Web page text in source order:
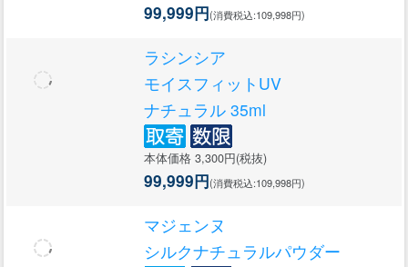
99,999円(消費税込:109,998円)
ラシンシア
モイスフィットUV
ナチュラル 35ml
本体価格 3,300円(税抜)
99,999円(消費税込:109,998円)
マジェンヌ
シルクナチュラルパウダー